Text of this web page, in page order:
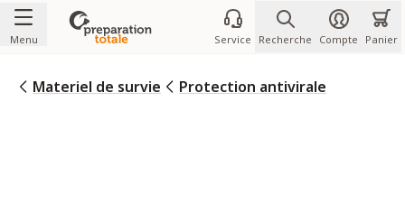
Allez au contenu
Menu Service Recherche Compte Panier
Materiel de survie Protection antivirale